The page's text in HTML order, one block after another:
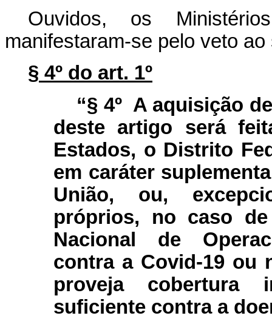
Ouvidos, os
manifestaram-se pelo veto
§ 4º do art. 1º
“§ 4º A aquisição
deste artigo será
Estados, o Distrito
em caráter
União, ou,
próprios, no caso
Nacional de
contra a Covid-19 ou
proveja cobertura
suficiente contra a